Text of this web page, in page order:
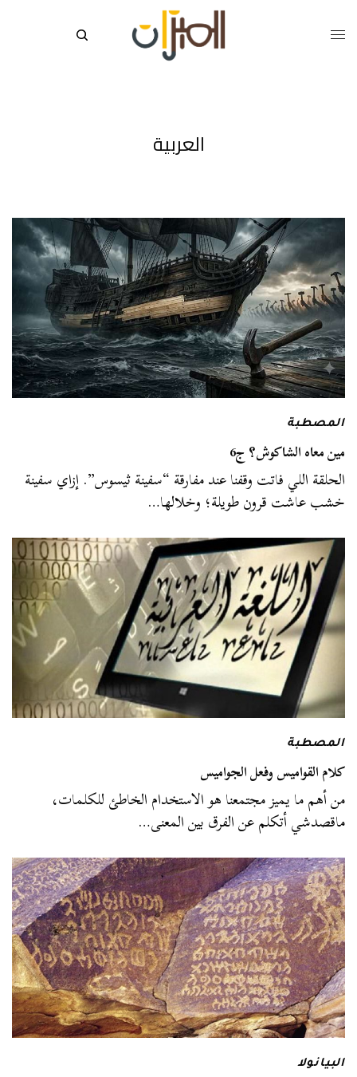
العربية
المصطبة
مين معاه الشاكوش؟ ج6
الحلقة اللي فاتت وقفنا عند مفارقة “سفينة ثيسوس”. إزاي سفينة
خشب عاشت قرون طويلة؛ وخلالها…
المصطبة
كلام القواميس وفعل الجواميس
من أهم ما يميز مجتمعنا هو الاستخدام الخاطئ للكلمات،
ماقصدشي أتكلم عن الفرق بين المعنى…
البيانولا